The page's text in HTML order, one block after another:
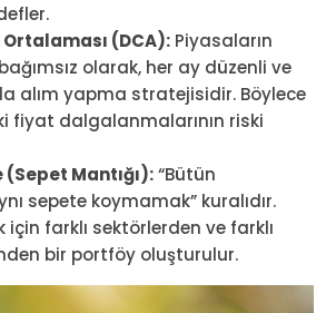
(DCA): Piyasaların
olarak, her ay düzenli ve
alım yapma stratejisidir. Böylece
fiyat dalgalanmalarının riski
Mantığı):“Bütün
sepete koymamak” kuralıdır.
için farklı sektörlerden ve farklı
bir portföy oluşturulur.